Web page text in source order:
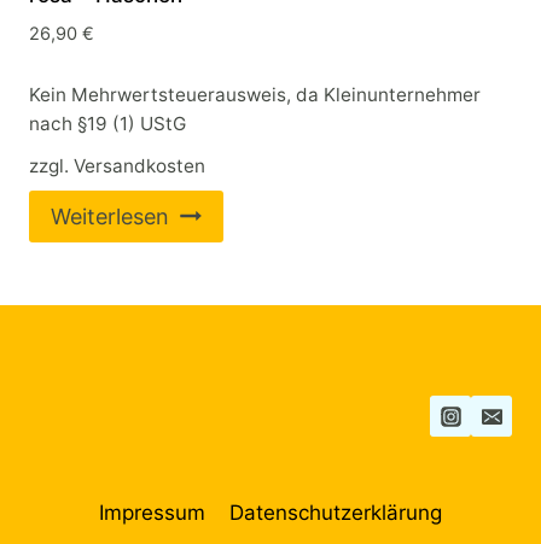
26,90 €
Kein Mehrwertsteuerausweis, da Kleinunternehmer
nach §19 (1) UStG
zzgl. Versandkosten
Weiterlesen
Impressum
Datenschutzerklärung